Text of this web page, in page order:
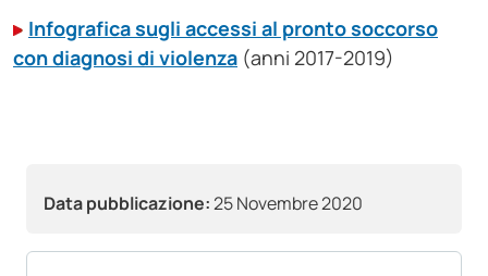
Data pubblicazione:25 Novembre 2020
Infografica sugli accessi al pronto soccorso
con diagnosi di violenza (anni 2017-2019)